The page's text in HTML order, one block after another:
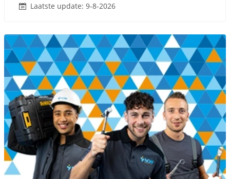
Laatste update: 9-8-2026